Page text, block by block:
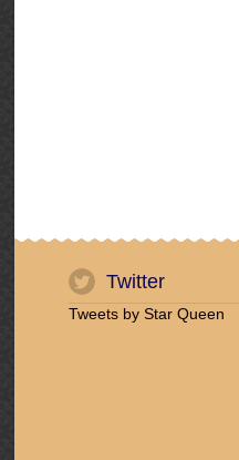
Twitter
Tweets by Star Queen